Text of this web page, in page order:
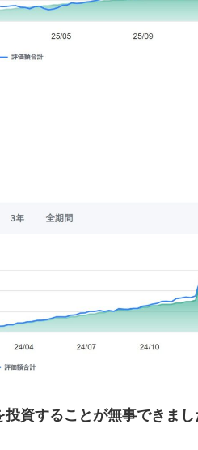
資することが無事できまし